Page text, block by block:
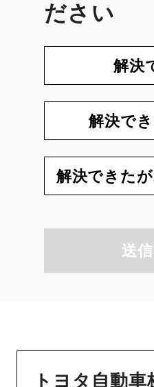
ださい
解決
解決で
解決できた
送
トヨタ自動